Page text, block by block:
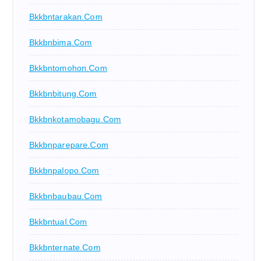
Bkkbntarakan.com
Bkkbnbima.com
Bkkbntomohon.com
Bkkbnbitung.com
Bkkbnkotamobagu.com
Bkkbnparepare.com
Bkkbnpalopo.com
Bkkbnbaubau.com
Bkkbntual.com
Bkkbnternate.com